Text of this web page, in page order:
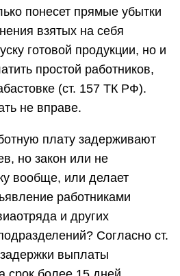
понесет прямые убытки
взятых на себя
готовой продукции, но и
простой работников,
(ст. 157 ТК РФ).
не вправе.
плату задерживают
но закон или не
вообще, или делает
работниками
и других
Согласно ст.
выплаты